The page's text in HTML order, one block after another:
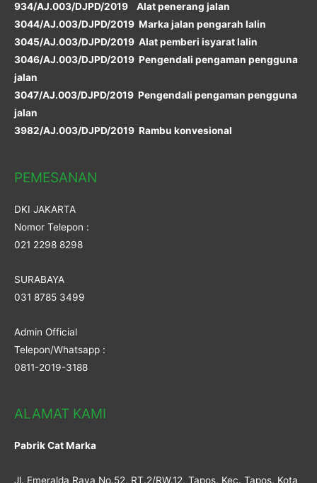
934/AJ.003/DJPD/2019 Alat penerang jalan
3044/AJ.003/DJPD/2019 Marka jalan pengarah lalin
3045/AJ.003/DJPD/2019 Alat pemberi isyarat lalin
3046/AJ.003/DJPD/2019 Pengendali pengaman pengguna
jalan
3047/AJ.003/DJPD/2019 Pengendali pengaman pengguna
jalan
3982/AJ.003/DJPD/2019 Rambu konvesional
PEMESANAN
DKI JAKARTA
Nomor Telepon :
021 2298 8298
SURABAYA
031 8785 3499
Admin Official
Telepon/Whatsapp :
0811-2019-3188
ALAMAT KAMI
Pabrik Cat Marka
Jl. Emeralda Raya No.52, RT.2/RW.12, Tapos, Kec. Tapos, Kota